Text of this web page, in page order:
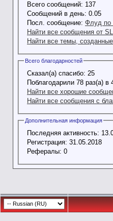
Всего сообщений: 137
Сообщений в день: 0.05
Посл. сообщение: Флуд по
Найти все сообщения от
Найти все темы,
Всего благодарностей
Сказал(а) спасибо: 25
Поблагодарили 78 раз(а) в
Найти все хорошие
Найти все сообщения с
Дополнительная информация
Последняя активность:
Регистрация: 31.05.2018
Рефералы: 0